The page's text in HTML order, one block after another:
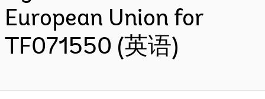
European Union for
TF071550 (英语)